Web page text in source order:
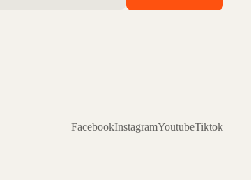
FacebookInstagramYoutubeTiktok